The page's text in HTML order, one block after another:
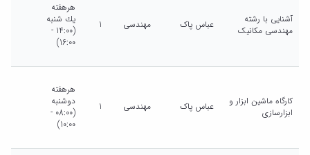
آشنایی با رشته
مهندسی مکانیک
عباس پاک مهندسی 1
هرهفته
يك شنبه
(14:00 -
16:00)
کارگاه ماشین ابزار و
ابزارسازی
عباس پاک مهندسی 1
هرهفته
دوشنبه
(08:00 -
10:00)